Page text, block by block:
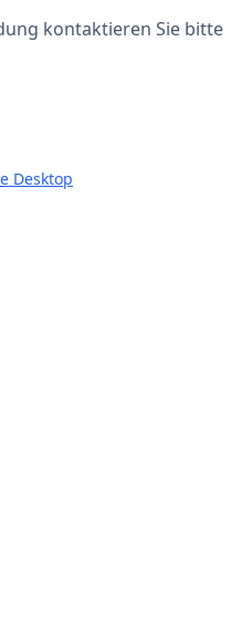
kontaktieren Sie bitte
Desktop